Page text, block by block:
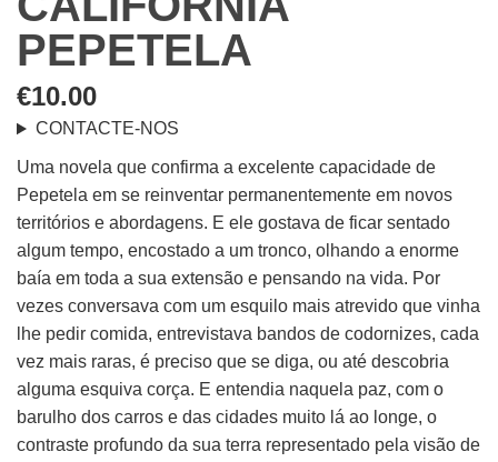
PEPETELA
€10.00
CONTACTE-NOS
Uma novela que confirma a excelente capacidade de
Pepetela em se reinventar permanentemente em novos
territórios e abordagens. E ele gostava de ficar sentado
algum tempo, encostado a um tronco, olhando a enorme
baía em toda a sua extensão e pensando na vida. Por
vezes conversava com um esquilo mais atrevido que vinha
lhe pedir comida, entrevistava bandos de codornizes, cada
vez mais raras, é preciso que se diga, ou até descobria
alguma esquiva corça. E entendia naquela paz, com o
barulho dos carros e das cidades muito lá ao longe, o
contraste profundo da sua terra representado pela visão de